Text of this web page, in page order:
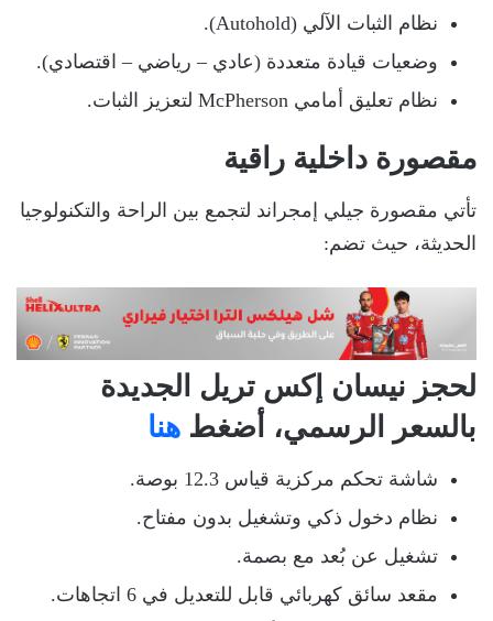
نظام الثبات الآلي (Autohold).
وضعيات قيادة متعددة (عادي – رياضي – اقتصادي).
نظام تعليق أمامي McPherson لتعزيز الثبات.
مقصورة داخلية راقية
تأتي مقصورة جيلي إمجراند لتجمع بين الراحة والتكنولوجيا
الحديثة، حيث تضم:
لحجز نيسان إكس تريل الجديدة
بالسعر الرسمي، أضغط هنا
شاشة تحكم مركزية قياس 12.3 بوصة.
نظام دخول ذكي وتشغيل بدون مفتاح.
تشغيل عن بُعد مع بصمة.
مقعد سائق كهربائي قابل للتعديل في 6 اتجاهات.